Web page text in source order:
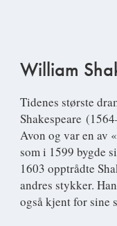
William
Tidenes største
Shakespeare
Avon og var en av
som i 1599 bygde
1603 opptrådte
andres stykker.
også kjent for sine